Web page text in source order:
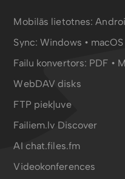
Mobilās lietotnes:
Sync:Windows • macOS
Failu konvertors: PDF •
WebDAV disks
FTP piekļuve
Failiem.lv Discover
AI chat.files.fm
Videokonferences